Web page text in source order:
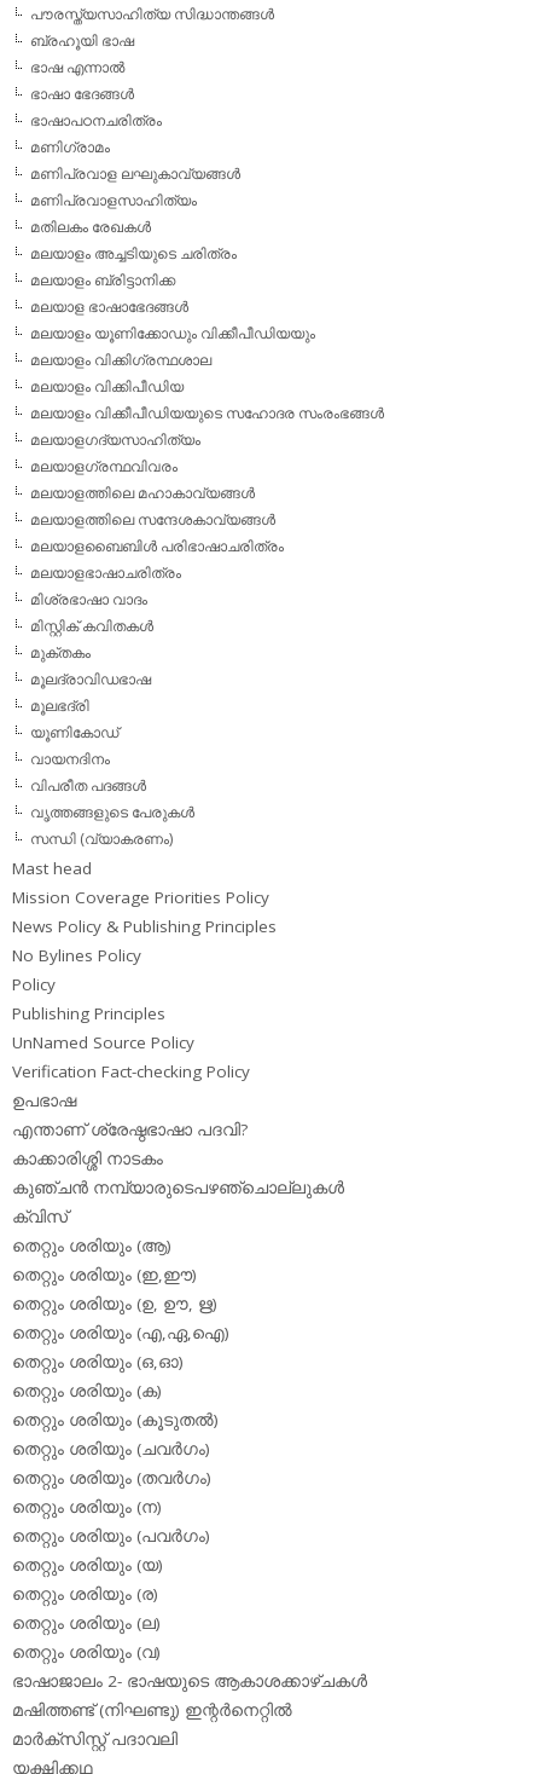
പൗരസ്ത്യസാഹിത്യ സിദ്ധാന്തങ്ങള്‍
ബ്രഹൂയി ഭാഷ
ഭാഷ എന്നാല്‍
ഭാഷാ ഭേദങ്ങള്‍
ഭാഷാപഠനചരിത്രം
മണിഗ്രാമം
മണിപ്രവാള ലഘുകാവ്യങ്ങള്‍
മണിപ്രവാളസാഹിത്യം
മതിലകം രേഖകള്‍
മലയാളം അച്ചടിയുടെ ചരിത്രം
മലയാളം ബ്രിട്ടാനിക്ക
മലയാള ഭാഷാഭേദങ്ങള്‍
മലയാളം യൂണിക്കോഡും വിക്കീപീഡിയയും
മലയാളം വിക്കിഗ്രന്ഥശാല
മലയാളം വിക്കിപീഡിയ
മലയാളം വിക്കീപീഡിയയുടെ സഹോദര സംരംഭങ്ങള്‍
മലയാളഗദ്യസാഹിത്യം
മലയാളഗ്രന്ഥവിവരം
മലയാളത്തിലെ മഹാകാവ്യങ്ങള്‍
മലയാളത്തിലെ സന്ദേശകാവ്യങ്ങള്‍
മലയാളബൈബിള്‍ പരിഭാഷാചരിത്രം
മലയാളഭാഷാചരിത്രം
മിശ്രഭാഷാ വാദം
മിസ്റ്റിക് കവിതകള്‍
മുക്തകം
മൂലദ്രാവിഡഭാഷ
മൂലഭദ്രി
യൂണികോഡ്
വായനദിനം
വിപരീത പദങ്ങള്‍
വൃത്തങ്ങളുടെ പേരുകള്‍
സന്ധി (വ്യാകരണം)
Mast head
Mission Coverage Priorities Policy
News Policy & Publishing Principles
No Bylines Policy
Policy
Publishing Principles
UnNamed Source Policy
Verification Fact-checking Policy
ഉപഭാഷ
എന്താണ് ശ്രേഷ്ഠഭാഷാ പദവി?
കാക്കാരിശ്ശി നാടകം
കുഞ്ചന്‍ നമ്പ്യാരുടെപഴഞ്ചൊല്ലുകള്‍
ക്വിസ്
തെറ്റും ശരിയും (ആ)
തെറ്റും ശരിയും (ഇ,ഈ)
തെറ്റും ശരിയും (ഉ, ഊ, ഋ)
തെറ്റും ശരിയും (എ,ഏ,ഐ)
തെറ്റും ശരിയും (ഒ,ഓ)
തെറ്റും ശരിയും (ക)
തെറ്റും ശരിയും (കൂടുതല്‍)
തെറ്റും ശരിയും (ചവര്‍ഗം)
തെറ്റും ശരിയും (തവര്‍ഗം)
തെറ്റും ശരിയും (ന)
തെറ്റും ശരിയും (പവര്‍ഗം)
തെറ്റും ശരിയും (യ)
തെറ്റും ശരിയും (ര)
തെറ്റും ശരിയും (ല)
തെറ്റും ശരിയും (വ)
ഭാഷാജാലം 2- ഭാഷയുടെ ആകാശക്കാഴ്ചകള്‍
മഷിത്തണ്ട് (നിഘണ്ടു) ഇന്റര്‍നെറ്റില്‍
മാര്‍ക്‌സിസ്റ്റ് പദാവലി
യക്ഷിക്കഥ